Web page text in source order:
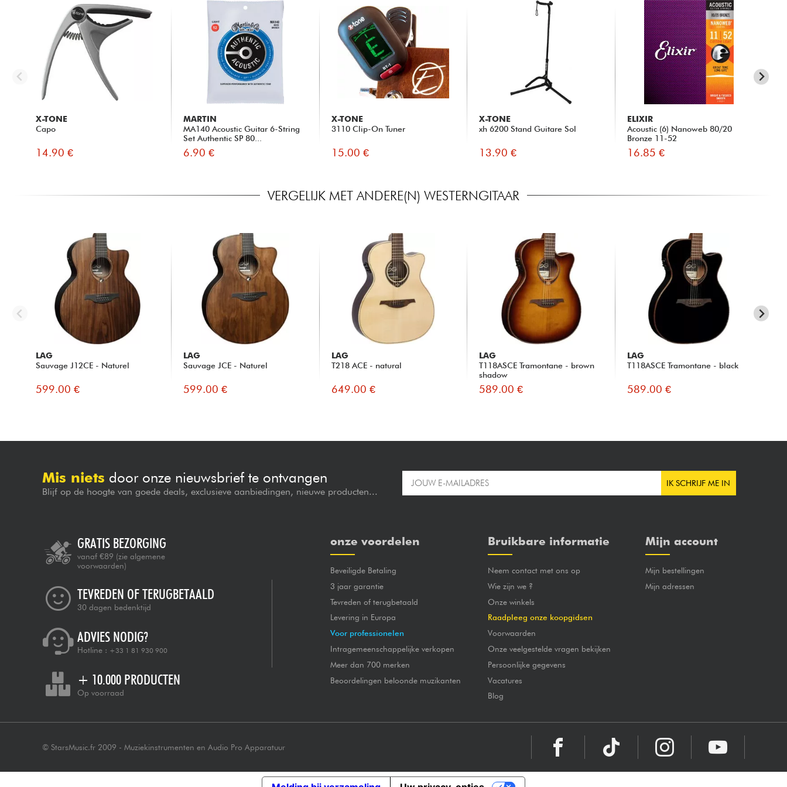
X-TONE
Capo
14.90 €
MARTIN
MA140 Acoustic Guitar 6-String
Set Authentic SP 80...
6.90 €
X-TONE
3110 Clip-On Tuner
15.00 €
X-TONE
xh 6200 Stand Guitare Sol
13.90 €
ELIXIR
Acoustic (6) Nanoweb 80/20
Bronze 11-52
16.85 €
VERGELIJK MET ANDERE(N) WESTERNGITAAR
LAG
Sauvage J12CE - Naturel
599.00 €
LAG
Sauvage JCE - Naturel
599.00 €
LAG
T218 ACE - natural
649.00 €
LAG
T118ASCE Tramontane - brown
shadow
589.00 €
LAG
T118ASCE Tramontane - black
589.00 €
Mis niets door onze nieuwsbrief te ontvangen
Blijf op de hoogte van goede deals, exclusieve aanbiedingen, nieuwe producten...
IK SCHRIJF ME IN
GRATIS BEZORGING
vanaf €89 (zie algemene
voorwaarden)
TEVREDEN OF TERUGBETAALD
30 dagen bedenktijd
ADVIES NODIG?
Hotline : +33 1 81 930 900
+ 10.000 PRODUCTEN
Op voorraad
onze voordelen
Beveiligde Betaling
3 jaar garantie
Tevreden of terugbetaald
Levering in Europa
Voor professionelen
Intragemeenschappelijke verkopen
Meer dan 700 merken
Beoordelingen beloonde muzikanten
Bruikbare informatie
Neem contact met ons op
Wie zijn we ?
Onze winkels
Raadpleeg onze koopgidsen
Voorwaarden
Onze veelgestelde vragen bekijken
Persoonlijke gegevens
Vacatures
Blog
Mijn account
Mijn bestellingen
Mijn adressen
© StarsMusic.fr 2009 - Muziekinstrumenten en Audio Pro Apparatuur